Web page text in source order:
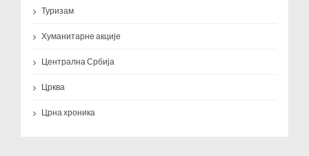
Туризам
Хуманитарне акције
Централна Србија
Црква
Црна хроника